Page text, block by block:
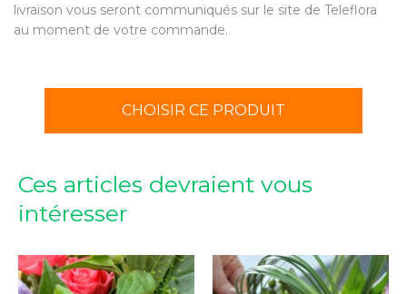
livraison vous seront communiqués sur le site de Teleflora
au moment de votre commande.
CHOISIR CE PRODUIT
Ces articles devraient vous
intéresser